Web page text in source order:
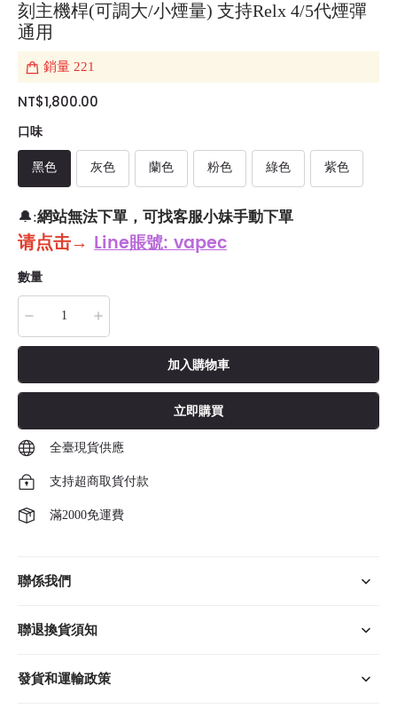
刻主機桿(可調大/小煙量) 支持Relx 4/5代煙彈
通用
銷量 221
NT$1,800.00
口味
黑色 灰色 蘭色 粉色 綠色 紫色
🔔:網站無法下單，可找客服小妹手動下單
请点击→ Line賬號: vapec
數量
加入購物車
立即購買
全臺現貨供應
支持超商取貨付款
滿2000免運費
聯係我們
聯退換貨須知
發貨和運輸政策